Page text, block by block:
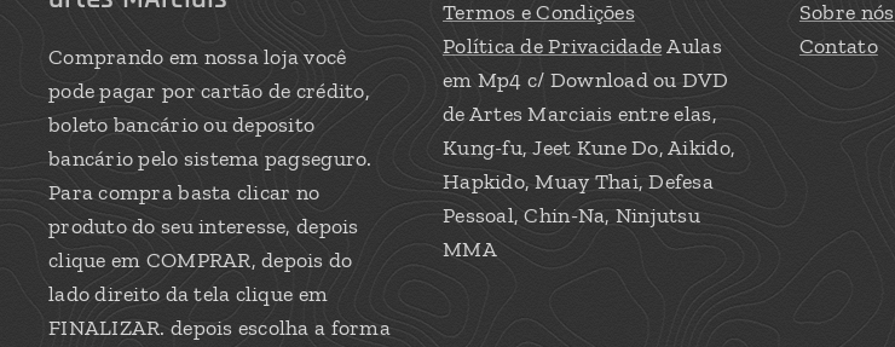
Comprando em nossa loja você
pode pagar por cartão de crédito,
boleto bancário ou deposito
bancário pelo sistema pagseguro.
Para compra basta clicar no
produto do seu interesse, depois
clique em COMPRAR, depois do
lado direito da tela clique em
FINALIZAR. depois escolha a forma
Termos e Condições
Política de PrivacidadeAulas
em Mp4 c/ Download ou DVD
de Artes Marciais entre elas,
Kung-fu, Jeet Kune Do, Aikido,
Hapkido, Muay Thai, Defesa
Pessoal, Chin-Na, Ninjutsu
MMA
Sobre nós
Contato